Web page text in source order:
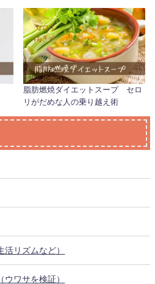
脂肪燃焼ダイエットスープ セロ
リがだめな人の乗り越え術
リズムなど）
ワサを検証）